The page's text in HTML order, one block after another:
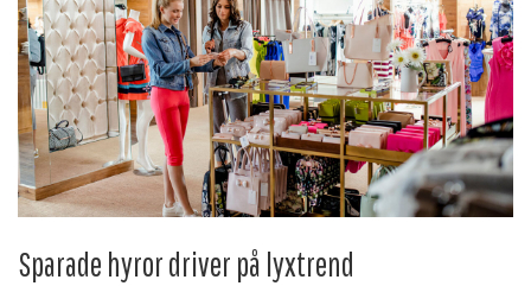
Sparade hyror driver på lyxtrend